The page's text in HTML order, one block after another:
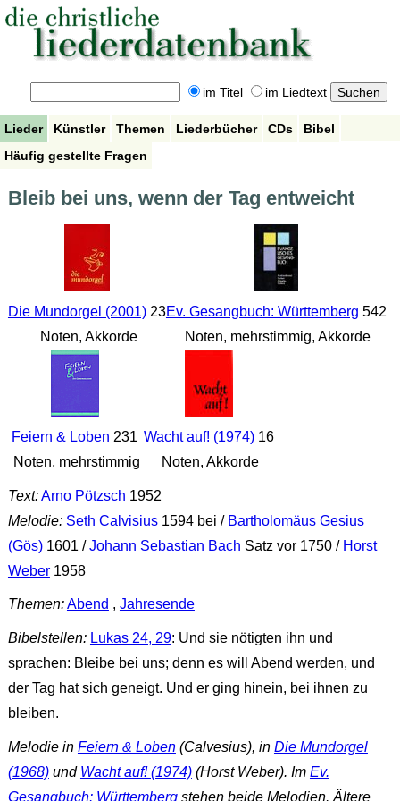
im Titel im Liedtext
Lieder Künstler Themen Liederbücher CDs
Bibel
Häufig gestellte Fragen
Bleib bei uns, wenn der Tag entweicht
Die Mundorgel (2001)23
Noten, Akkorde
Ev. Gesangbuch: Württemberg 542
Noten, mehrstimmig, Akkorde
Feiern & Loben 231
Noten, mehrstimmig
Wacht auf! (1974)16
Noten, Akkorde
Text:Arno Pötzsch 1952
Melodie: Seth Calvisius1594 bei / Bartholomäus Gesius
(Gös)1601 /Johann Sebastian Bach Satz vor 1750 / Horst
Weber1958
Themen:Abend , Jahresende
Bibelstellen: Lukas 24, 29: Und sie nötigten ihn und
sprachen: Bleibe bei uns; denn es will Abend werden, und
der Tag hat sich geneigt. Und er ging hinein, bei ihnen zu
bleiben.
Melodie in Feiern & Loben(Calvesius), in Die Mundorgel
(1968)und Wacht auf! (1974)(Horst Weber). Im Ev.
Gesangbuch: Württembergstehen beide Melodien. Ältere